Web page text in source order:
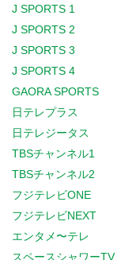
J SPORTS 1
J SPORTS 2
J SPORTS 3
J SPORTS 4
GAORA SPORTS
日テレプラス
日テレジータス
TBSチャンネル1
TBSチャンネル2
フジテレビONE
フジテレビNEXT
エンタメ〜テレ
スペースシャワーTV